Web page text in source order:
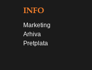
INFO
Marketing
Arhiva
Pretplata